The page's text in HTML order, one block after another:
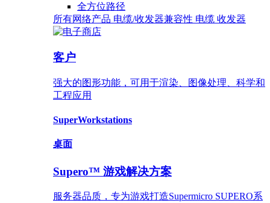
全方位路径
所有网络产品 电缆/收发器兼容性 电缆 收发器
客户
强大的图形功能，可用于渲染、图像处理、科学和
工程应用
SuperWorkstations
桌面
Supero™ 游戏解决方案
服务器品质，专为游戏打造Supermicro SUPERO系